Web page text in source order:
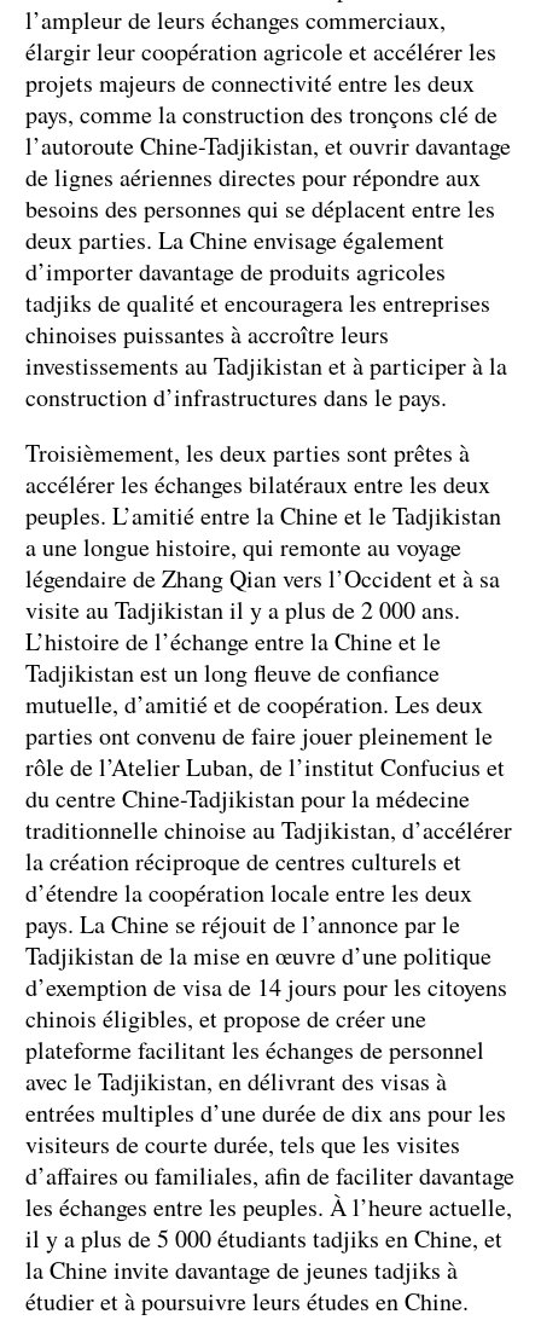
l’ampleur de leurs échanges commerciaux,
élargir leur coopération agricole et accélérer les
projets majeurs de connectivité entre les deux
pays, comme la construction des tronçons clé de
l’autoroute Chine-Tadjikistan, et ouvrir davantage
de lignes aériennes directes pour répondre aux
besoins des personnes qui se déplacent entre les
deux parties. La Chine envisage également
d’importer davantage de produits agricoles
tadjiks de qualité et encouragera les entreprises
chinoises puissantes à accroître leurs
investissements au Tadjikistan et à participer à la
construction d’infrastructures dans le pays.
Troisièmement, les deux parties sont prêtes à
accélérer les échanges bilatéraux entre les deux
peuples. L’amitié entre la Chine et le Tadjikistan
a une longue histoire, qui remonte au voyage
légendaire de Zhang Qian vers l’Occident et à sa
visite au Tadjikistan il y a plus de 2 000 ans.
L’histoire de l’échange entre la Chine et le
Tadjikistan est un long fleuve de confiance
mutuelle, d’amitié et de coopération. Les deux
parties ont convenu de faire jouer pleinement le
rôle de l’Atelier Luban, de l’institut Confucius et
du centre Chine-Tadjikistan pour la médecine
traditionnelle chinoise au Tadjikistan, d’accélérer
la création réciproque de centres culturels et
d’étendre la coopération locale entre les deux
pays. La Chine se réjouit de l’annonce par le
Tadjikistan de la mise en œuvre d’une politique
d’exemption de visa de 14 jours pour les citoyens
chinois éligibles, et propose de créer une
plateforme facilitant les échanges de personnel
avec le Tadjikistan, en délivrant des visas à
entrées multiples d’une durée de dix ans pour les
visiteurs de courte durée, tels que les visites
d’affaires ou familiales, afin de faciliter davantage
les échanges entre les peuples. À l’heure actuelle,
il y a plus de 5 000 étudiants tadjiks en Chine, et
la Chine invite davantage de jeunes tadjiks à
étudier et à poursuivre leurs études en Chine.